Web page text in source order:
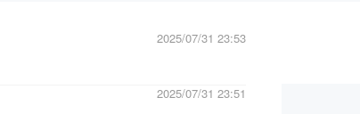
2025/07/31 23:53
2025/07/31 23:51